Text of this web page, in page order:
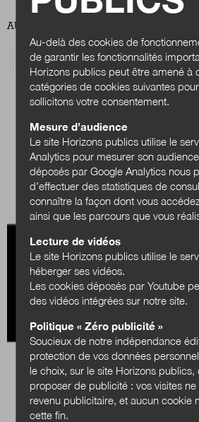
AU SOMMAIRE DE CE NUMÉRO
Au-delà des cookies de
de garantir les fonctionnalités
Horizons publics peut être amené à
catégories de cookies suivantes
sollicitons votre consentement.
Mesure d’audience
Le site Horizons publics utilise le
Analytics pour mesurer son
déposés par Google Analytics nous
d’effectuer des statistiques de
connaître la façon dont vous
ainsi que les parcours que vous
Lecture de vidéos
Le site Horizons publics utilise le
héberger ses vidéos.
Les cookies déposés par Youtube
des vidéos intégrées sur notre site.
Politique « Zéro publicité »
Soucieux de notre indépendance
protection de vos données
le choix, sur le site Horizons publics,
proposer de publicité : vos visites
revenu publicitaire, et aucun cookie
cette fin.